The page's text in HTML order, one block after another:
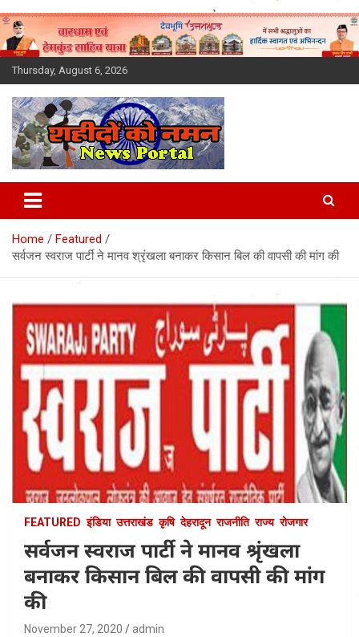
Skip
to
content
Thursday, August 6, 2026
Latest News Today, Breaking
News, Uttarakhand News in
Hindi
Home
Featured
सर्वजन स्वराज पार्टी ने मानव श्रृंखला बनाकर किसान बिल की वापसी की मांग की
FEATURED इंडिया उत्तराखंड कृषि देहरादून राजनीति राज्य रोजगार
सर्वजन स्वराज पार्टी ने मानव श्रृंखला
बनाकर किसान बिल की वापसी की मांग
की
November 27, 2020 admin